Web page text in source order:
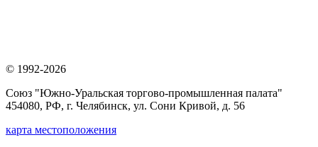
© 1992-2026
Союз "Южно-Уральская торгово-промышленная палата"
454080, РФ, г. Челябинск, ул. Сони Кривой, д. 56
карта местоположения